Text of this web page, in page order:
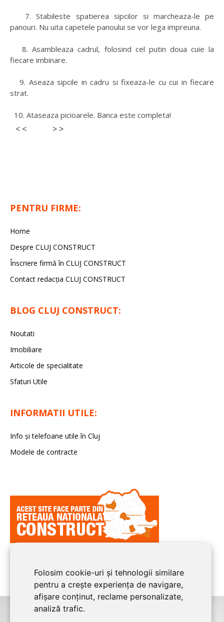
Folosim cookie-uri și tehnologii similare
pentru a crește experiența de navigare,
afișare conținut, reclame personalizate,
analiză trafic.
7. Stabileste spatierea sipcilor si marcheaza-le pe
panouri. Nu uita capetele panoului se vor lega impreuna.
8. Asambleaza cadrul, folosind cel putin doua cuie la
fiecare imbinare.
9. Aseaza sipcile in cadru si fixeaza-le cu cui in fiecare
strat.
10. Ataseaza picioarele. Banca este completa!
< < > >
PENTRU FIRME:
Home
Despre CLUJ CONSTRUCT
Înscriere firmă în CLUJ CONSTRUCT
Contact redacția CLUJ CONSTRUCT
BLOG CLUJ CONSTRUCT:
Noutati
Imobiliare
Articole de specialitate
Sfaturi Utile
INFORMATII UTILE:
Info și telefoane utile în Cluj
Modele de contracte